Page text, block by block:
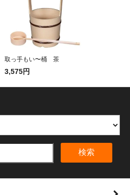
取っ手もい〜桶 茶
3,575円
検索